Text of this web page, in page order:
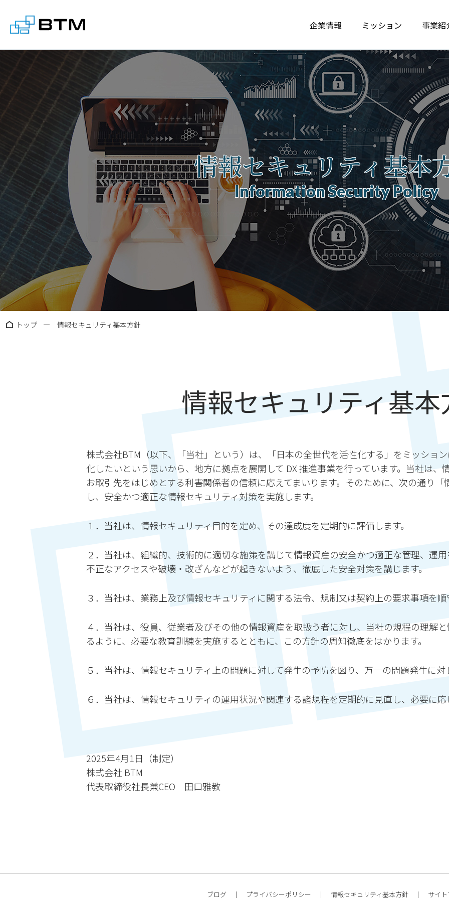
企業情報 ミッション 事業紹
情報セキュリティ基本
Information Security Policy
トップ 情報セキュリティ基本方針
情報セキュリティ基本
株式会社BTM（以下、「当社」という）は、「日本の全世代を活性化する」をミッショ
化したいという思いから、地方に拠点を展開して DX 推進事業を行っています。当社は、
お取引先をはじめとする利害関係者の信頼に応えてまいります。そのために、次の通り
し、安全かつ適正な情報セキュリティ対策を実施します。
１．当社は、情報セキュリティ目的を定め、その達成度を定期的に評価します。
２．当社は、組織的、技術的に適切な施策を講じて情報資産の安全かつ適正な管理、運
不正なアクセスや破壊・改ざんなどが起きないよう、徹底した安全対策を講じます。
３．当社は、業務上及び情報セキュリティに関する法令、規制又は契約上の要求事項を
４．当社は、役員、従業者及びその他の情報資産を取扱う者に対し、当社の規程の理解
るように、必要な教育訓練を実施するとともに、この方針の周知徹底をはかります。
５．当社は、情報セキュリティ上の問題に対して発生の予防を図り、万一の問題発生に
６．当社は、情報セキュリティの運用状況や関連する諸規程を定期的に見直し、必要に
2025年4月1日（制定）
株式会社 BTM
代表取締役社長兼CEO 田口雅教
ブログ プライバシーポリシー 情報セキュリティ基本方針 サイ